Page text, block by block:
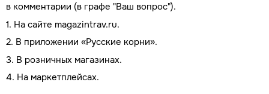
в комментарии (в графе "Ваш вопрос").
1. На сайте magazintrav.ru.
2. В приложении «Русские корни».
3. В розничных магазинах.
4. На маркетплейсах.